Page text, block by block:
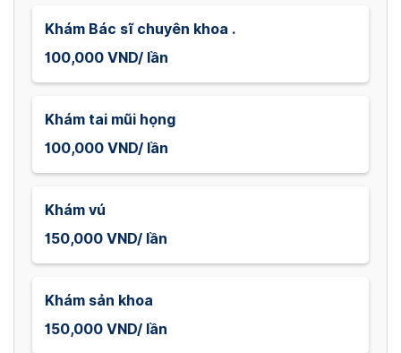
Khám Bác sĩ chuyên khoa .
100,000 VND/ lần
Khám tai mũi họng
100,000 VND/ lần
Khám vú
150,000 VND/ lần
Khám sản khoa
150,000 VND/ lần